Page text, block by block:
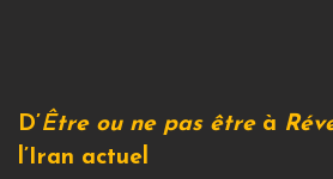
D’ Être ou ne pas êtreà
l’Iran actuel